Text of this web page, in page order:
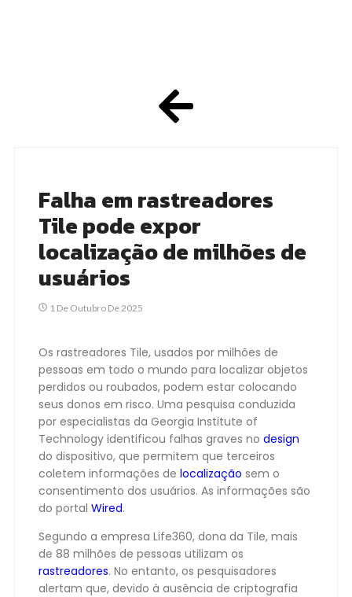
Falha em rastreadores
Tile pode expor
localização de milhões de
usuários
1 De Outubro De 2025
Os rastreadores Tile, usados por milhões de
pessoas em todo o mundo para localizar objetos
perdidos ou roubados, podem estar colocando
seus donos em risco. Uma pesquisa conduzida
por especialistas da Georgia Institute of
Technology identificou falhas graves no design
do dispositivo, que permitem que terceiros
coletem informações de localização sem o
consentimento dos usuários. As informações são
do portal Wired.
Segundo a empresa Life360, dona da Tile, mais
de 88 milhões de pessoas utilizam os
rastreadores. No entanto, os pesquisadores
alertam que, devido à ausência de criptografia